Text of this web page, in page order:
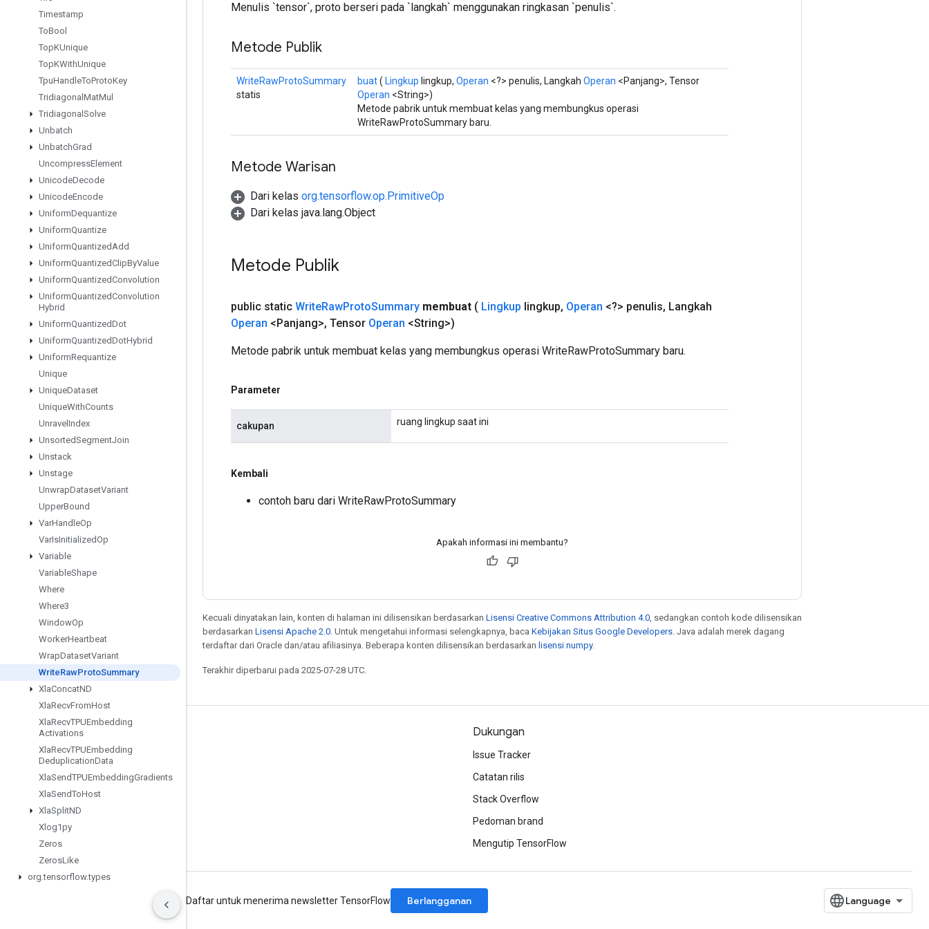
Timestamp
ToBool
TopKUnique
TopKWithUnique
TpuHandleToProtoKey
Tridiagonal MatMul
Tridiagonal Solve
Unbatch
UnbatchGrad
UncompressElement
UnicodeDecode
UnicodeEncode
UniformDequantize
UniformQuantize
UniformQuantizedAdd
UniformQuantizedClipByValue
UniformQuantizedConvolution
UniformQuantizedConvolution
Hybrid
UniformQuantizedDot
UniformQuantizedDotHybrid
UniformRequantize
Unique
UniqueDataset
UniqueWithCounts
Unravel Index
UnsortedSegmentJoin
Unstack
Unstage
UnwrapDatasetVariant
UpperBound
VarHandleOp
VarIsInitializedOp
Variable
VariableShape
Where
Where3
WindowOp
WorkerHeartbeat
WrapDatasetVariant
WriteRawProtoSummary
XlaConcatND
XlaRecvFromHost
XlaRecvTPUEmbedding
Activations
XlaRecvTPUEmbedding
DeduplicationData
XlaSendTPUEmbeddingGradients
XlaSendToHost
XlaSplitND
Xlog1py
Zeros
ZerosLike
org.tensorflow.types
Menulis `tensor`, proto berseri pada `langkah` menggunakan ringkasan `penulis`.
Metode Publik
WriteRawProtoSummary
statis
buat( Lingkup lingkup, Operan <?> penulis, Langkah Operan <Panjang>, Tensor
Operan <String>)
Metode pabrik untuk membuat kelas yang membungkus operasi
WriteRawProtoSummary baru.
Metode Warisan
Dari kelas org.tensorflow.op.PrimitiveOp
Dari kelas java.lang.Object
Metode Publik
public static WriteRawProtoSummary membuat ( Lingkup lingkup, Operan <?> penulis, Langkah
Operan <Panjang>, Tensor Operan <String>)
Metode pabrik untuk membuat kelas yang membungkus operasi WriteRawProtoSummary baru.
Parameter
cakupan ruang lingkup saat ini
Kembali
contoh baru dari WriteRawProtoSummary
Apakah informasi ini membantu?
Kecuali dinyatakan lain, konten di halaman ini dilisensikan berdasarkan Lisensi Creative Commons Attribution 4.0 , sedangkan contoh kode dilisensikan
berdasarkan Lisensi Apache 2.0 . Untuk mengetahui informasi selengkapnya, baca Kebijakan Situs Google Developers . Java adalah merek dagang
terdaftar dari Oracle dan/atau afiliasinya. Beberapa konten dilisensikan berdasarkan lisensi numpy.
Terakhir diperbarui pada 2025-07-28 UTC.
Tetap terhubung
Forum
GitHub
Twitter
YouTube
Dukungan
Issue Tracker
Catatan rilis
Stack Overflow
Pedoman brand
Mengutip TensorFlow
Manage cookies Daftar untuk menerima newsletter TensorFlow Berlangganan